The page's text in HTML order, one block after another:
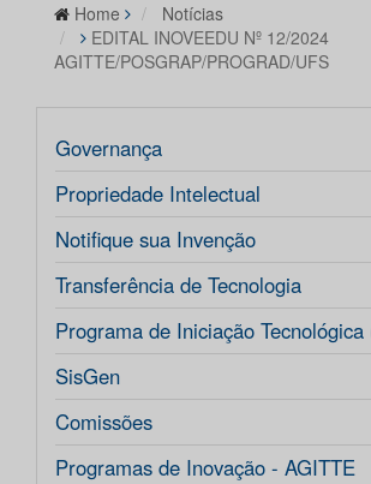
Home
Notícias
EDITAL INOVEEDU Nº 12/2024
AGITTE/POSGRAP/PROGRAD/UFS
Governança
Propriedade Intelectual
Notifique sua Invenção
Transferência de Tecnologia
Programa de Iniciação
SisGen
Comissões
Programas de Inovação - AGITTE